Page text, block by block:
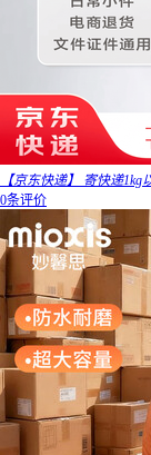
【京东快递】 寄快递
0条评价